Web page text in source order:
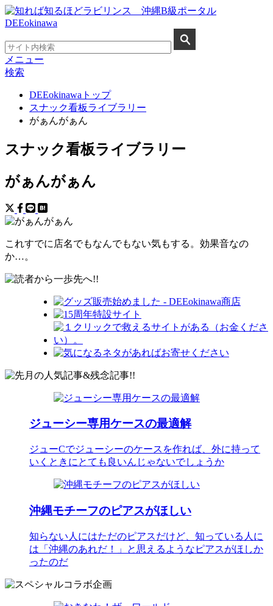
メニュー
検索
DEEokinawaトップ
スナック看板ライブラリー
がぁんがぁん
スナック看板ライブラリー
がぁんがぁん
これすでに店名でもなんでもない気もする。効果音なの
か…。
ジューシー専用ケースの最適解
ジューCでジューシーのケースを作れば、外に持って
いくときにとても良いんじゃないでしょうか
沖縄モチーフのピアスがほしい
知らない人にはただのピアスだけど、知っている人に
は「沖縄のあれだ！」と思えるようなピアスがほしか
ったのだ